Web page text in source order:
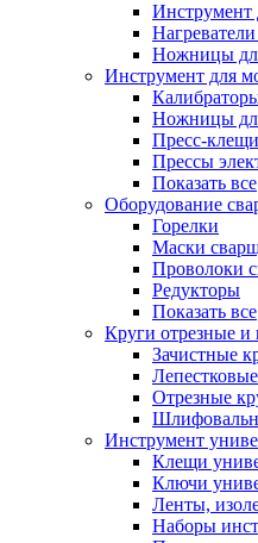
Инструмент
Ножницы
Инструмент для
Ножницы
Пресс-
Прессы
Показать все
Оборудование
Горелки
Маски
Проволоки
Редукторы
Показать все
Круги отрезные
Зачистные
Отрезные
Инструмент
Клещи
Ключи
Ленты,
Наборы